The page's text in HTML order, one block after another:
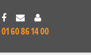
01 60 86 14 00